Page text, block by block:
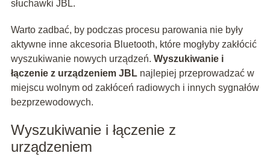
słuchawki JBL.
Warto zadbać, by podczas procesu parowania nie były
aktywne inne akcesoria Bluetooth, które mogłyby zakłócić
wyszukiwanie nowych urządzeń. Wyszukiwanie i
łączenie z urządzeniem JBLnajlepiej przeprowadzać w
miejscu wolnym od zakłóceń radiowych i innych sygnałów
bezprzewodowych.
Wyszukiwanie i łączenie z
urządzeniem